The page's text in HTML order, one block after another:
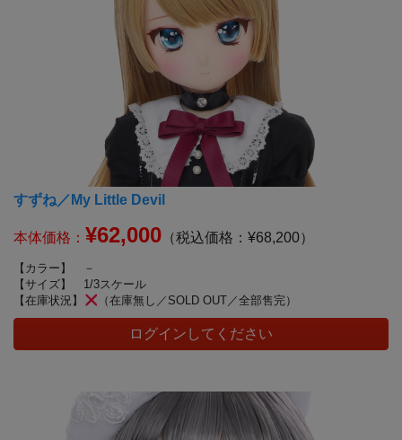
すずね／My Little Devil
本体価格： ¥62,000 （税込価格：¥68,200）
【カラー】
－
【サイズ】
1/3スケール
【在庫状況】
（在庫無し／SOLD OUT／全部售完）
ログインしてください